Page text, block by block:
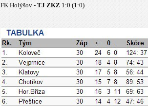
FK Holýšov - TJ ZKZ 1:0 (1:0)